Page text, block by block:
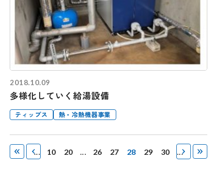
2018.10.09
多様化していく給湯設備
ティップス 熱・冷熱機器事業
最
初
«... 10 20 ... 26 27 28 29 30 ...»
最
後